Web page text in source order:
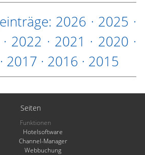
2026 · 2025 ·
· 2022 · 2021 · 2020 ·
· 2017 · 2016 · 2015
Seiten
Funktionen
Hotelsoftware
Channel-Manager
Webbuchung